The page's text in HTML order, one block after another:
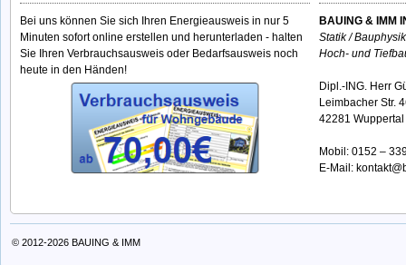
Bei uns können Sie sich Ihren Energieausweis in nur 5
Minuten sofort online erstellen und herunterladen - halten
Sie Ihren Verbrauchsausweis oder Bedarfsausweis noch
heute in den Händen!
BAUING & IMM
Statik /
Hoch- und
Dipl.-ING. Herr
Leimbacher Str.
42281 Wuppertal
Mobil: 0152 –
E-Mail:
© 2012-2026 BAUING & IMM